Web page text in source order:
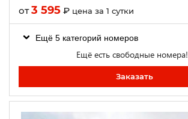
от3 595 ₽ цена за 1 сутки
Ещё 5 категорий номеров
Ещё есть свободные номера!
Заказать